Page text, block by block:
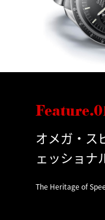
オメガ・ス
ェッショナ
The Heritage of